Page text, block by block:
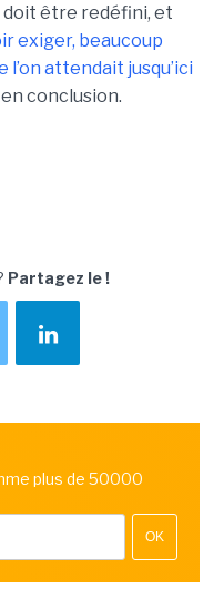
doit être redéfini, et
exiger, beaucoup
attendait jusqu’ici
conclusion.
Partagez le !
plus de 50000
OK